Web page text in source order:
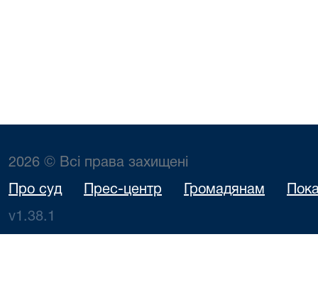
2026 © Всі права захищені
Про суд Прес-центр Громадянам
v1.38.1